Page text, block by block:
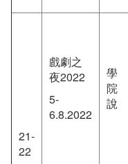
21-
22
戲劇之
夜2022
5-
6.8.2022
學
院
說